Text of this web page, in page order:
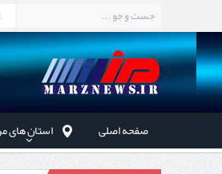
صفحه اصلی استان های